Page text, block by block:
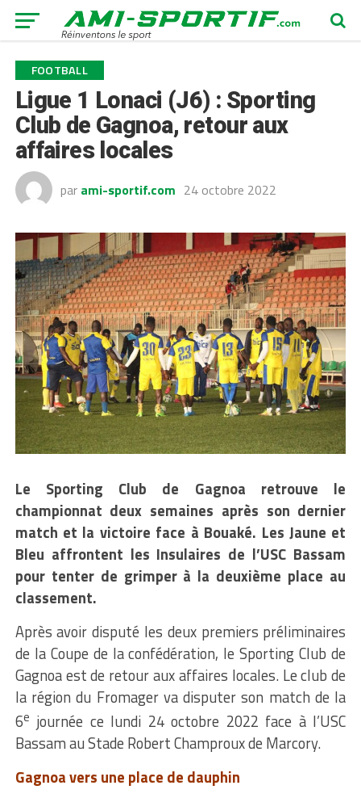
FOOTBALL
Ligue 1 Lonaci (J6) : Sporting
Club de Gagnoa, retour aux
affaires locales
par ami-sportif.com 24 octobre 2022
Le Sporting Club de Gagnoa retrouve le
championnat deux semaines après son dernier
match et la victoire face à Bouaké. Les Jaune et
Bleu affrontent les Insulaires de l’USC Bassam
pour tenter de grimper à la deuxième place au
classement.
Après avoir disputé les deux premiers préliminaires
de la Coupe de la confédération, le Sporting Club de
Gagnoa est de retour aux affaires locales. Le clubde
la région du Fromager vadisputer son match de la
6e journée ce lundi 24 octobre 2022 face à l’USC
Bassam au Stade Robert Champroux de Marcory.
Gagnoa vers une place de dauphin